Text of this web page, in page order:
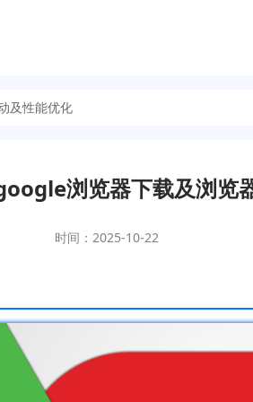
及性能优化
浏览器下载及浏览
时间：2025-10-22